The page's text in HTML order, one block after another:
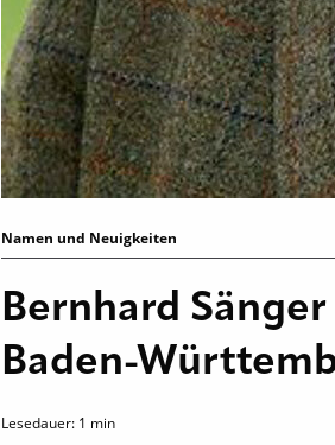
Namen und Neuigkeiten
Bernhard
Baden-
Lesedauer: 1 min